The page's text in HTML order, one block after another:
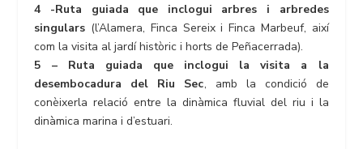
4 -Ruta guiada que inclogui arbres i arbredes
singulars (l’Alamera, Finca Sereix i Finca Marbeuf, així
com la visita al jardí històric i horts de Peñacerrada).
5 – Ruta guiada que inclogui la visita a la
desembocadura del Riu Sec, amb la condició de
conèixerla relació entre la dinàmica fluvial del riu i la
dinàmica marina i d’estuari.